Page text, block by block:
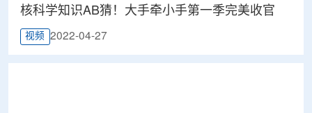
核科学知识AB猜！大手牵小手第一季完美收官
视频 2022-04-27